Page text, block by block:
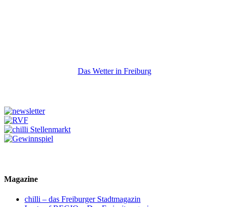
Das Wetter in Freiburg
Magazine
chilli – das Freiburger Stadtmagazin